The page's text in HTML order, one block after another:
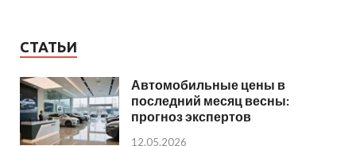
СТАТЬИ
Автомобильные цены в
последний месяц весны:
прогноз экспертов
12.05.2026